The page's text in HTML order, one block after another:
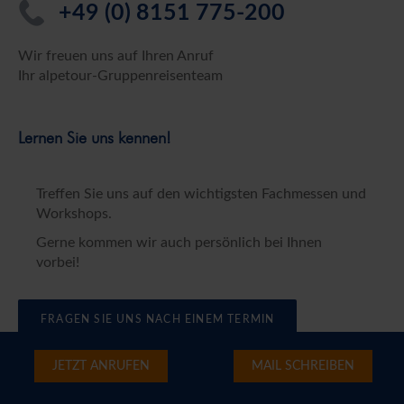
+49 (0) 8151 775-200
Wir freuen uns auf Ihren Anruf
Ihr alpetour-Gruppenreisenteam
Lernen Sie uns kennen!
Treffen Sie uns auf den wichtigsten Fachmessen und
Workshops.
Gerne kommen wir auch persönlich bei Ihnen
vorbei!
FRAGEN SIE UNS NACH EINEM TERMIN
JETZT ANRUFEN MAIL SCHREIBEN